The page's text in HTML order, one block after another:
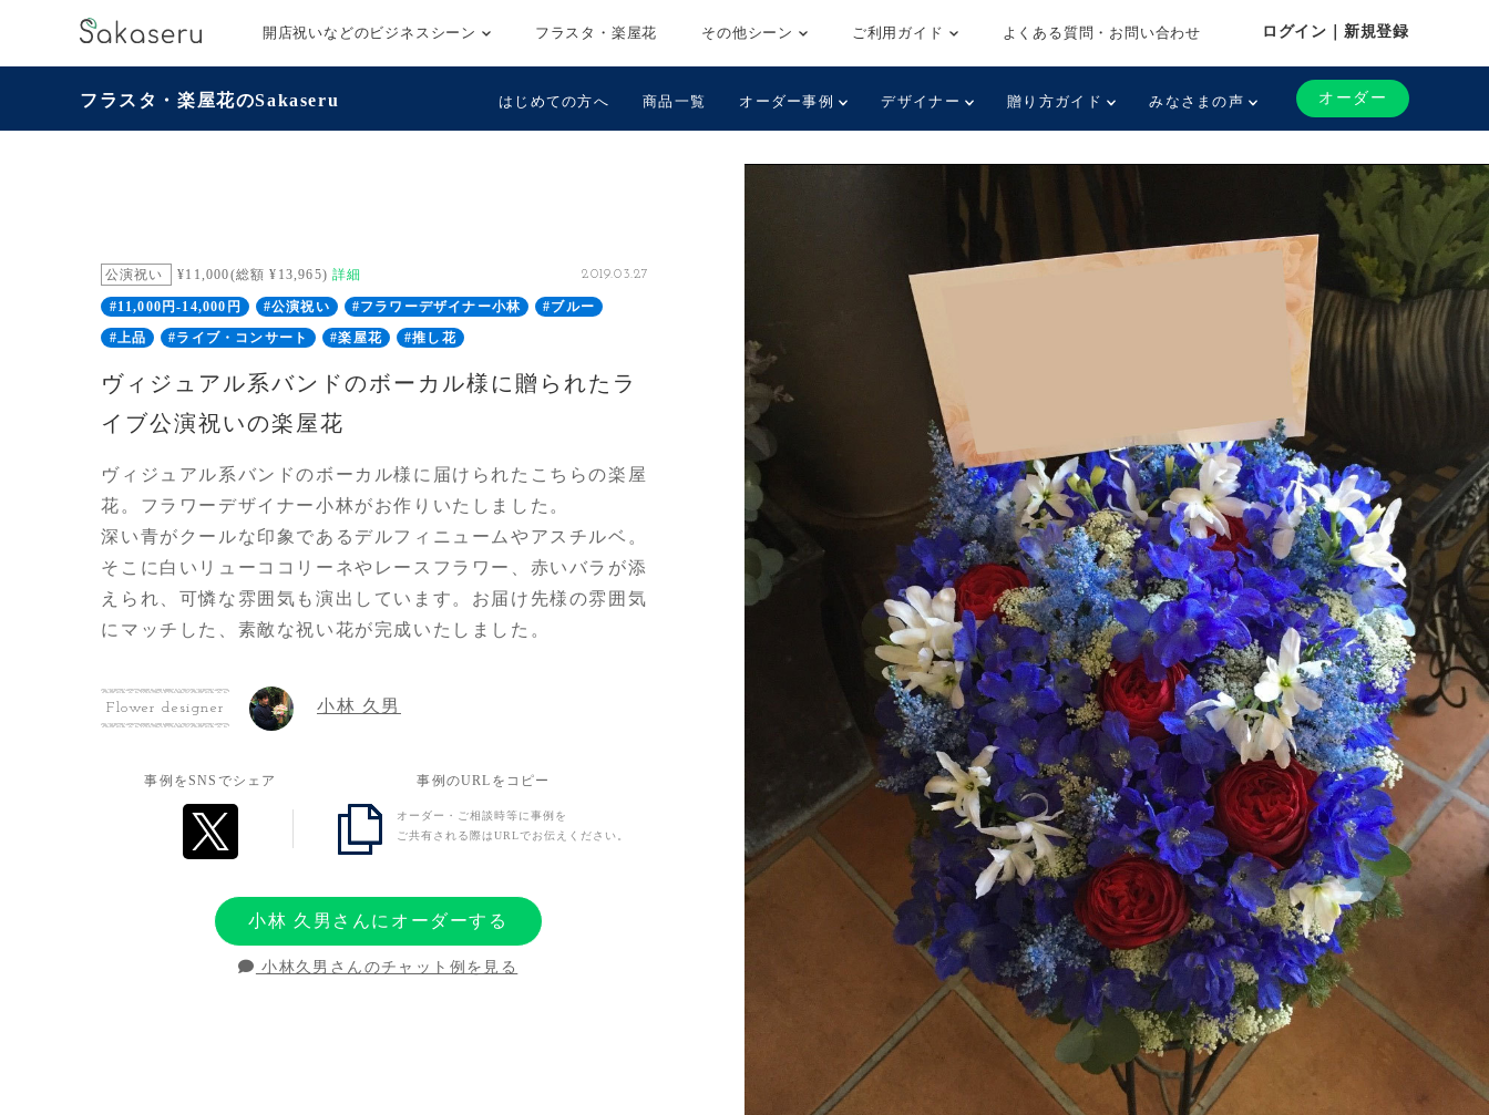
開店祝いなどのビジネスシーン フラスタ・楽屋花 その他シーン ご利用ガイド よくある質問・お問い合わせ ログイン｜新規登録
フラスタ・楽屋花のSakaseru はじめての方へ 商品一覧 オーダー事例 デザイナー 贈り方ガイド みなさまの声 オーダー
公演祝い ¥11,000(総額 ¥13,965)詳細 2019.03.27
#11,000円-14,000円 #公演祝い #フラワーデザイナー小林
#ブルー
#上品
#ライブ・コンサート #楽屋花 #推し花
ヴィジュアル系バンドのボーカル様に贈られたラ
イブ公演祝いの楽屋花
ヴィジュアル系バンドのボーカル様に届けられたこちらの楽屋
花。フラワーデザイナー小林がお作りいたしました。
深い青がクールな印象であるデルフィニュームやアスチルベ。
そこに白いリューココリーネやレースフラワー、赤いバラが添
えられ、可憐な雰囲気も演出しています。お届け先様の雰囲気
にマッチした、素敵な祝い花が完成いたしました。
Flower designer 小林 久男
事例をSNSでシェア 事例のURLをコピー
オーダー・ご相談時等に事例を
ご共有される際はURLでお伝えください。
小林 久男さんにオーダーする
小林久男さんのチャット例を見る